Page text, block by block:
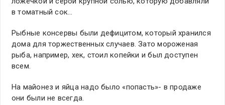
в томатный сок…
Рыбные консервы были дефицитом, который хранился
дома для торжественных случаев. Зато мороженая
рыба, например, хек, стоил копейки и был доступен
всем.
На майонез и яйца надо было «попасть»- в продаже
они были не всегда.